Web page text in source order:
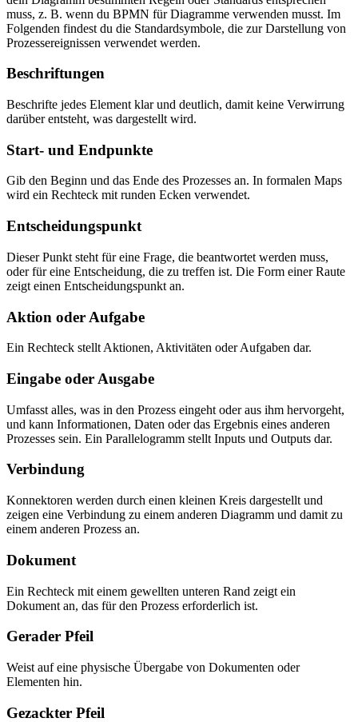
muss, z. B. wenn du BPMN für Diagramme verwenden musst. Im
Folgenden findest du die Standardsymbole, die zur Darstellung von
Prozessereignissen verwendet werden.
Beschriftungen
Beschrifte jedes Element klar und deutlich, damit keine Verwirrung
darüber entsteht, was dargestellt wird.
Start- und Endpunkte
Gib den Beginn und das Ende des Prozesses an. In formalen Maps
wird ein Rechteck mit runden Ecken verwendet.
Entscheidungspunkt
Dieser Punkt steht für eine Frage, die beantwortet werden muss,
oder für eine Entscheidung, die zu treffen ist. Die Form einer Raute
zeigt einen Entscheidungspunkt an.
Aktion oder Aufgabe
Ein Rechteck stellt Aktionen, Aktivitäten oder Aufgaben dar.
Eingabe oder Ausgabe
Umfasst alles, was in den Prozess eingeht oder aus ihm hervorgeht,
und kann Informationen, Daten oder das Ergebnis eines anderen
Prozesses sein. Ein Parallelogramm stellt Inputs und Outputs dar.
Verbindung
Konnektoren werden durch einen kleinen Kreis dargestellt und
zeigen eine Verbindung zu einem anderen Diagramm und damit zu
einem anderen Prozess an.
Dokument
Ein Rechteck mit einem gewellten unteren Rand zeigt ein
Dokument an, das für den Prozess erforderlich ist.
Gerader Pfeil
Weist auf eine physische Übergabe von Dokumenten oder
Elementen hin.
Gezackter Pfeil